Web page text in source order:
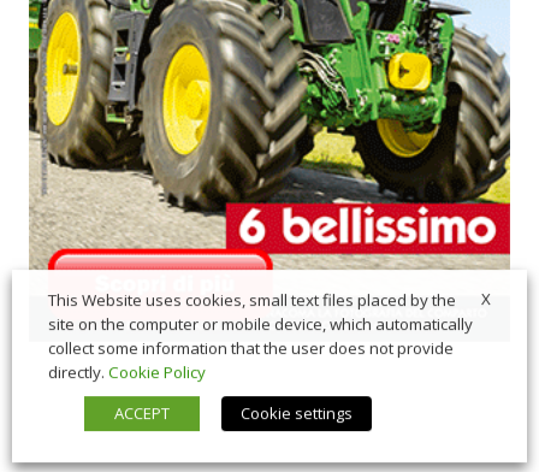
X
This Website uses cookies, small text files placed by the
site on the computer or mobile device, which automatically
collect some information that the user does not provide
directly. Cookie Policy
ACCEPT
Cookie settings